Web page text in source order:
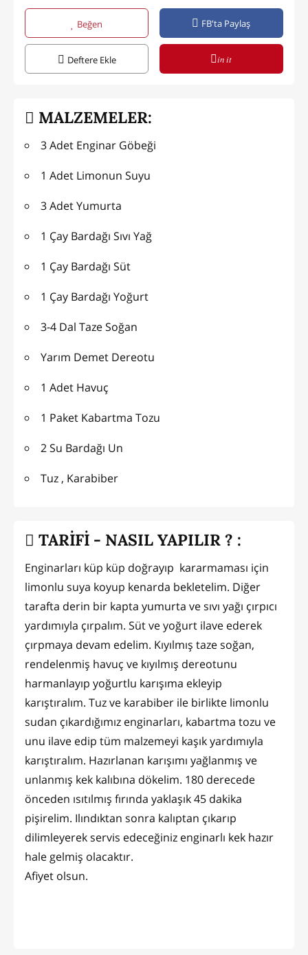
Beğen FB'ta Paylaş
Deftere Ekle in it
MALZEMELER:
3 Adet Enginar Göbeği
1 Adet Limonun Suyu
3 Adet Yumurta
1 Çay Bardağı Sıvı Yağ
1 Çay Bardağı Süt
1 Çay Bardağı Yoğurt
3-4 Dal Taze Soğan
Yarım Demet Dereotu
1 Adet Havuç
1 Paket Kabartma Tozu
2 Su Bardağı Un
Tuz , Karabiber
TARİFİ - NASIL YAPILIR ? :
Enginarları küp küp doğrayıp kararmaması için
limonlu suya koyup kenarda bekletelim. Diğer
tarafta derin bir kapta yumurta ve sıvı yağı çırpıcı
yardımıyla çırpalım. Süt ve yoğurt ilave ederek
çırpmaya devam edelim. Kıyılmış taze soğan,
rendelenmiş havuç ve kıyılmış dereotunu
harmanlayıp yoğurtlu karışıma ekleyip
karıştıralım. Tuz ve karabiber ile birlikte limonlu
sudan çıkardığımız enginarları, kabartma tozu ve
unu ilave edip tüm malzemeyi kaşık yardımıyla
karıştıralım. Hazırlanan karışımı yağlanmış ve
unlanmış kek kalıbına dökelim. 180 derecede
önceden ısıtılmış fırında yaklaşık 45 dakika
pişirelim. Ilındıktan sonra kalıptan çıkarıp
dilimleyerek servis edeceğiniz enginarlı kek hazır
hale gelmiş olacaktır.
Afiyet olsun.